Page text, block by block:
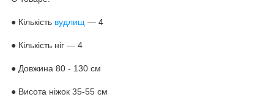
● Кількість вудлищ — 4
● Кількість ніг — 4
● Довжина 80 - 130 см
● Висота ніжок 35-55 см